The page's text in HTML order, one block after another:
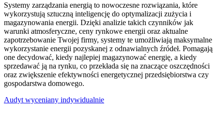
Systemy zarządzania energią to nowoczesne rozwiązania, które
wykorzystują sztuczną inteligencję do optymalizacji zużycia i
magazynowania energii. Dzięki analizie takich czynników jak
warunki atmosferyczne, ceny rynkowe energii oraz aktualne
zapotrzebowanie Twojej firmy, systemy te umożliwiają maksymalne
wykorzystanie energii pozyskanej z odnawialnych źródeł. Pomagają
one decydować, kiedy najlepiej magazynować energię, a kiedy
sprzedawać ją na rynku, co przekłada się na znaczące oszczędności
oraz zwiększenie efektywności energetycznej przedsiębiorstwa czy
gospodarstwa domowego.
Audyt wyceniany indywidualnie